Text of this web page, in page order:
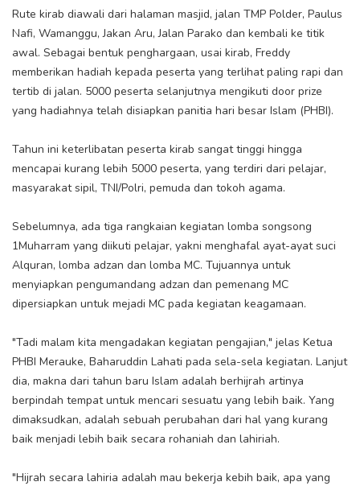
Rute kirab diawali dari halaman masjid, jalan TMP Polder, Paulus
Nafi, Wamanggu, Jakan Aru, Jalan Parako dan kembali ke titik
awal. Sebagai bentuk penghargaan, usai kirab, Freddy
memberikan hadiah kepada peserta yang terlihat paling rapi dan
tertib di jalan. 5000 peserta selanjutnya mengikuti door prize
yang hadiahnya telah disiapkan panitia hari besar Islam (PHBI).
Tahun ini keterlibatan peserta kirab sangat tinggi hingga
mencapai kurang lebih 5000 peserta, yang terdiri dari pelajar,
masyarakat sipil, TNI/Polri, pemuda dan tokoh agama.
Sebelumnya, ada tiga rangkaian kegiatan lomba songsong
1Muharram yang diikuti pelajar, yakni menghafal ayat-ayat suci
Alquran, lomba adzan dan lomba MC. Tujuannya untuk
menyiapkan pengumandang adzan dan pemenang MC
dipersiapkan untuk mejadi MC pada kegiatan keagamaan.
"Tadi malam kita mengadakan kegiatan pengajian," jelas Ketua
PHBI Merauke, Baharuddin Lahati pada sela-sela kegiatan. Lanjut
dia, makna dari tahun baru Islam adalah berhijrah artinya
berpindah tempat untuk mencari sesuatu yang lebih baik. Yang
dimaksudkan, adalah sebuah perubahan dari hal yang kurang
baik menjadi lebih baik secara rohaniah dan lahiriah.
"Hijrah secara lahiria adalah mau bekerja kebih baik, apa yang